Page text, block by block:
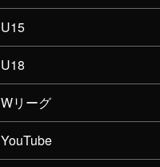
U15
U18
Wリーグ
YouTube